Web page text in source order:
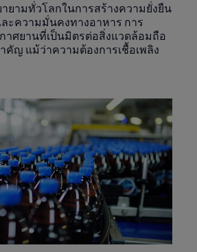
ยามทั่วโลกในการสร้างความยั่งยืน
ะความมั่นคงทางอาหาร การ
าศยานที่เป็นมิตรต่อสิ่งแวดล้อมถือ
คัญ แม้ว่าความต้องการเชื้อเพลิง